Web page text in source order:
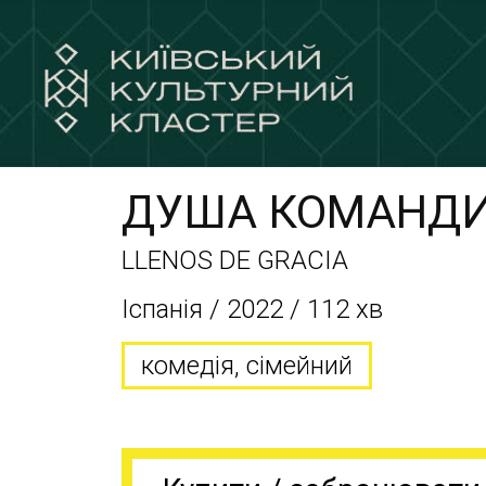
ДУША
LLENOS DE GRACIA
Іспанія / 2022 / 112 хв
комедія, сімейний